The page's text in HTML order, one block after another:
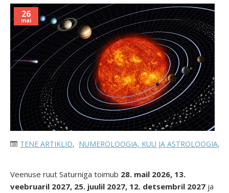
26
mai
TENE ARTIKLID, NUMEROLOOGIA, KUU JA ASTROLOOGIA,
Veenuse ruut Saturniga toimub 28. mail 2026, 13.
veebruaril 2027, 25. juulil 2027, 12. detsembril 2027 ja